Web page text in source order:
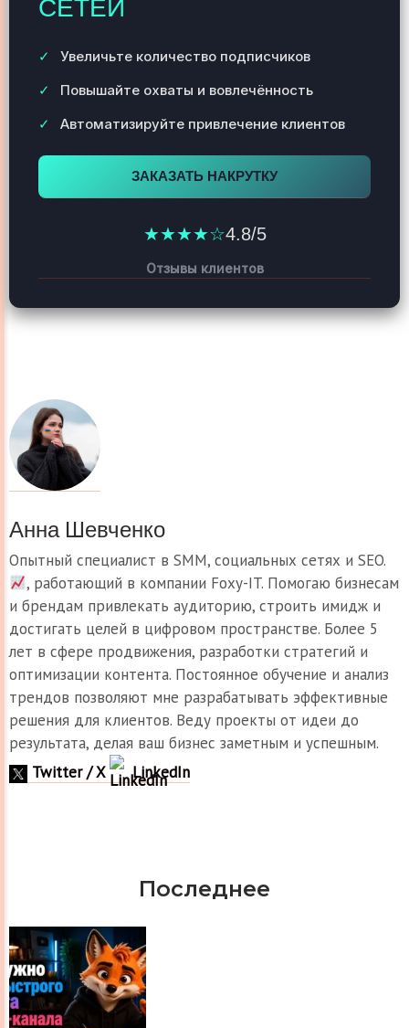
СЕТЕЙ
Увеличьте количество подписчиков
Повышайте охваты и вовлечённость
Автоматизируйте привлечение клиентов
ЗАКАЗАТЬ НАКРУТКУ
★★★★☆4.8/5
Отзывы клиентов
Анна Шевченко
Опытный специалист в SMM, социальных сетях и SEO.
, работающий в компании Foxy-IT. Помогаю бизнесам
и брендам привлекать аудиторию, строить имидж и
достигать целей в цифровом пространстве. Более 5
лет в сфере продвижения, разработки стратегий и
оптимизации контента. Постоянное обучение и анализ
трендов позволяют мне разрабатывать эффективные
решения для клиентов. Веду проекты от идеи до
результата, делая ваш бизнес заметным и успешным.
Twitter / X
LinkedIn
Последнее